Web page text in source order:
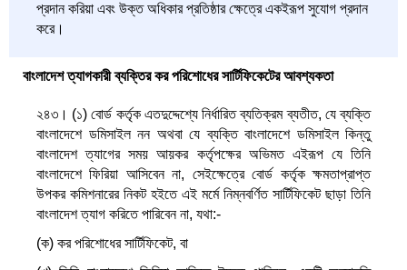
প্রদান করিয়া এবং উক্ত অধিকার প্রতিষ্ঠার ক্ষেত্রে একইরূপ সুযোগ প্রদান
করে।
বাংলাদেশ ত্যাগকারী ব্যক্তির কর পরিশোধের সার্টিফিকেটের আবশ্যকতা
২৪৩। (১) বোর্ড কর্তৃক এতদুদ্দেশ্যে নির্ধারিত ব্যতিক্রম ব্যতীত, যে ব্যক্তি
বাংলাদেশে ডমিসাইল নন অথবা যে ব্যক্তি বাংলাদেশে ডমিসাইল কিন্তু
বাংলাদেশ ত্যাগের সময় আয়কর কর্তৃপক্ষের অভিমত এইরূপ যে তিনি
বাংলাদেশে ফিরিয়া আসিবেন না, সেইক্ষেত্রে বোর্ড কর্তৃক ক্ষমতাপ্রাপ্ত
উপকর কমিশনারের নিকট হইতে এই মর্মে নিম্নবর্ণিত সার্টিফিকেট ছাড়া তিনি
বাংলাদেশ ত্যাগ করিতে পারিবেন না, যথা:-
(ক) কর পরিশোধের সার্টিফিকেট, বা